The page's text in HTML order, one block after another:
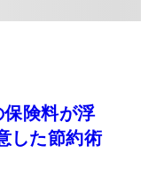
険料が浮
した節約術